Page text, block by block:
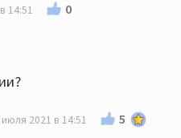
14:51 0
июля 2021 в 14:51 5